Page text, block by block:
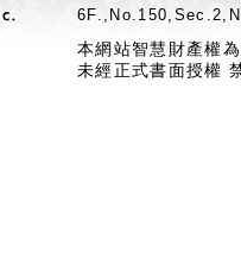
本網站智慧財產權
未經正式書面授權